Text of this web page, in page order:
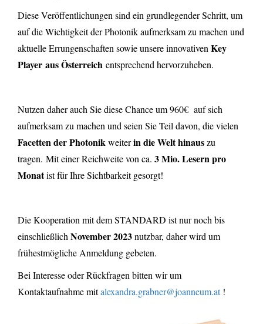
Diese Veröffentlichungen sind ein grundlegender Schritt, um
auf die Wichtigkeit der Photonik aufmerksam zu machen und
aktuelle Errungenschaften sowie unsere innovativen Key
Player aus Österreich entsprechend hervorzuheben.
Nutzen daher auch Sie diese Chance um 960€ auf sich
aufmerksam zu machen und seien Sie Teil davon, die vielen
Facetten der Photonikweiterin die Welt hinauszu
tragen. Mit einer Reichweite von ca. 3 Mio. Lesern pro
Monatist für Ihre Sichtbarkeit gesorgt!
Die Kooperation mit dem STANDARD ist nur noch bis
einschließlich November 2023nutzbar, daher wird um
frühestmögliche Anmeldung gebeten.
Bei Interesse oder Rückfragen bitten wir um
Kontaktaufnahme mitalexandra.grabner@joanneum.at!